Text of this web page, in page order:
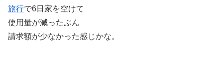
旅行で6日家を空けて
使用量が減ったぶん
請求額が少なかった感じかな。